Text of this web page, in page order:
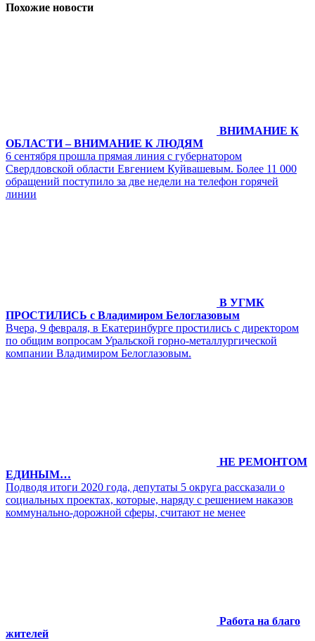
Похожие новости
ВНИМАНИЕ К
ОБЛАСТИ – ВНИМАНИЕ К ЛЮДЯМ
6 сентября прошла прямая линия с губернатором
Свердловской области Евгением Куйвашевым. Более 11 000
обращений поступило за две недели на телефон горячей
линии
В УГМК
ПРОСТИЛИСЬ с Владимиром Белоглазовым
Вчера, 9 февраля, в Екатеринбурге простились с директором
по общим вопросам Уральской горно-металлургической
компании Владимиром Белоглазовым.
НЕ РЕМОНТОМ
ЕДИНЫМ…
Подводя итоги 2020 года, депутаты 5 округа рассказали о
социальных проектах, которые, наряду с решением наказов
коммунально-дорожной сферы, считают не менее
Работа на благо
жителей